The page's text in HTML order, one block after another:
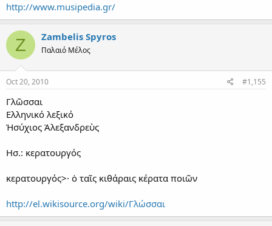
http://www.musipedia.gr/
Z Zambelis Spyros
Παλαιό Μέλος
Oct 20, 2010 #1,155
Γλῶσσαι
Ελληνικό λεξικό
Ἡσύχιος Ἀλεξανδρεὺς
Ησ.: κερατουργός
κερατουργός>· ὁ ταῖς κιθάραις κέρατα ποιῶν
http://el.wikisource.org/wiki/Γλώσσαι